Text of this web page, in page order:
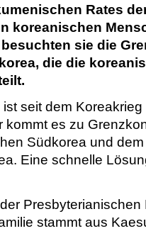
Rates
koreanischen
sie die
die die
seit dem Koreakrieg
kommt es zu
Südkorea und dem
Eine schnelle
stammt aus